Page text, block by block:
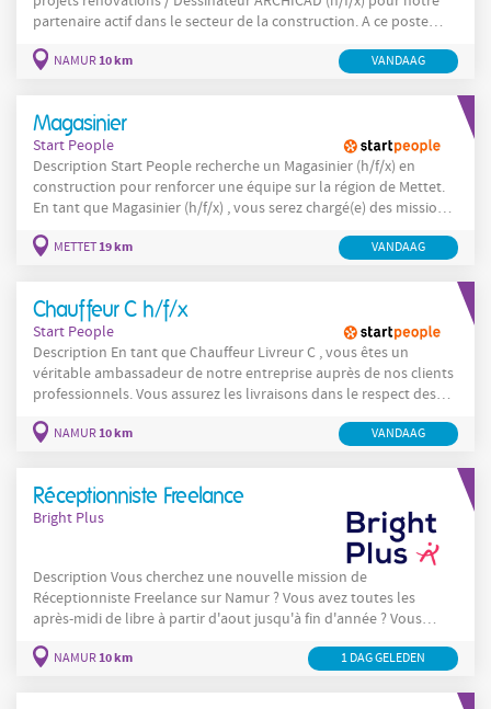
partenaire actif dans le secteur de la construction. A ce poste
plans d’exécution précis, permettant au Deviseur d'établir un
NAMUR10 km VANDAAG
Magasinier
Start People
Description Start People recherche un Magasinier (h/f/x) en
construction pour renforcer une équipe sur la région de Mettet.
En tant que Magasinier (h/f/x) , vous serez chargé(e) des missions
lendemain. Maintenir l'ordre et la propreté dans l’entrepôt, en
METTET19 km VANDAAG
Chauffeur C h/f/x
Start People
Description En tant que Chauffeur Livreur C , vous êtes un
véritable ambassadeur de notre entreprise auprès de nos clients
professionnels. Vous assurez les livraisons dans le respect des
responsabilités sont : Assurer la livraison de casiers, fûts et
NAMUR10 km VANDAAG
Réceptionniste Freelance
Bright Plus
Description Vous cherchez une nouvelle mission de
Réceptionniste Freelance sur Namur ? Vous avez toutes les
après-midi de libre à partir d'aout jusqu'à fin d'année ? Vous
que Réceptionniste Freelance vos tâches seront les suivantes :
NAMUR10 km 1 DAG GELEDEN